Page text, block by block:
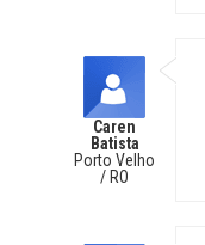
Caren
Batista
Porto Velho
/ RO